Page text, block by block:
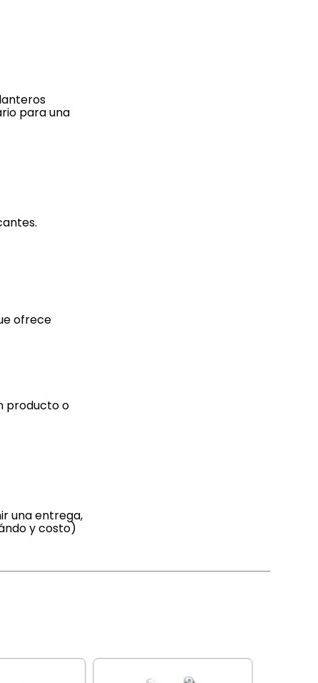
para una
ofrece
producto o
una entrega,
y costo)